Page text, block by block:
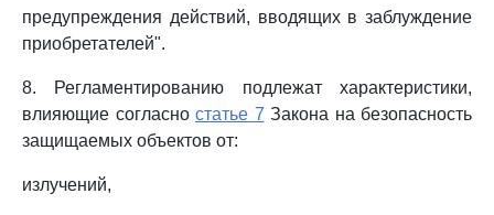
предупреждения действий, вводящих в заблуждение
приобретателей".
8. Регламентированию подлежат характеристики,
влияющие согласно статье 7 Закона на безопасность
защищаемых объектов от:
излучений,